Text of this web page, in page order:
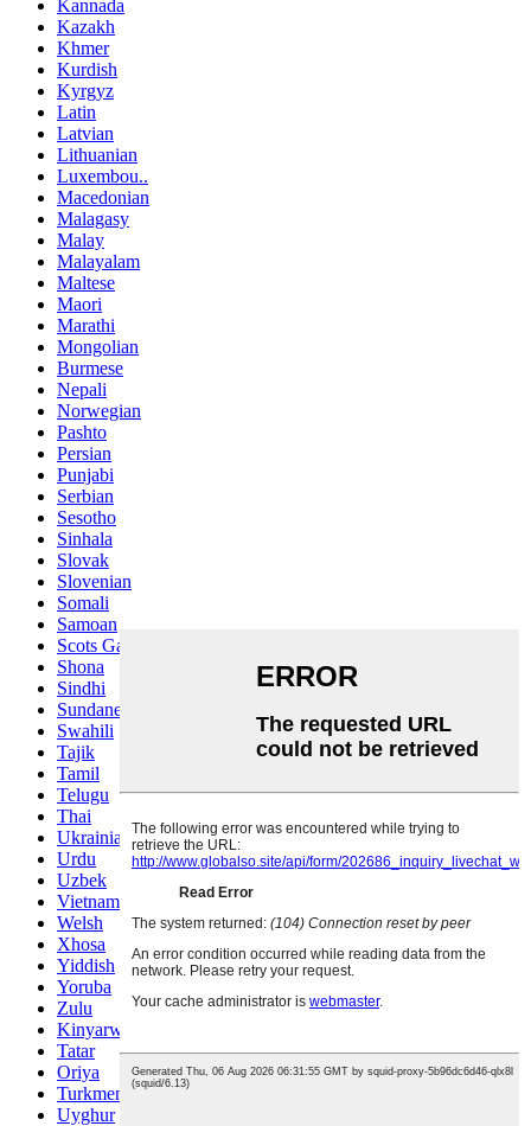
Kannada
Kazakh
Khmer
Kurdish
Kyrgyz
Latin
Latvian
Lithuanian
Luxembou..
Macedonian
Malagasy
Malay
Malayalam
Maltese
Maori
Marathi
Mongolian
Burmese
Nepali
Norwegian
Pashto
Persian
Punjabi
Serbian
Sesotho
Sinhala
Slovak
Slovenian
Somali
Samoan
Scots Gaelic
Shona
Sindhi
Sundanese
Swahili
Tajik
Tamil
Telugu
Thai
Ukrainian
Urdu
Uzbek
Vietnamese
Welsh
Xhosa
Yiddish
Yoruba
Zulu
Kinyarwanda
Tatar
Oriya
Turkmen
Uyghur